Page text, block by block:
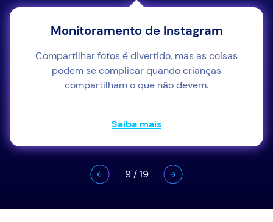
Monitoramento de Instagram
Compartilhar fotos é divertido, mas as coisas
podem se complicar quando crianças
compartilham o que não devem.
Saiba mais
9/19